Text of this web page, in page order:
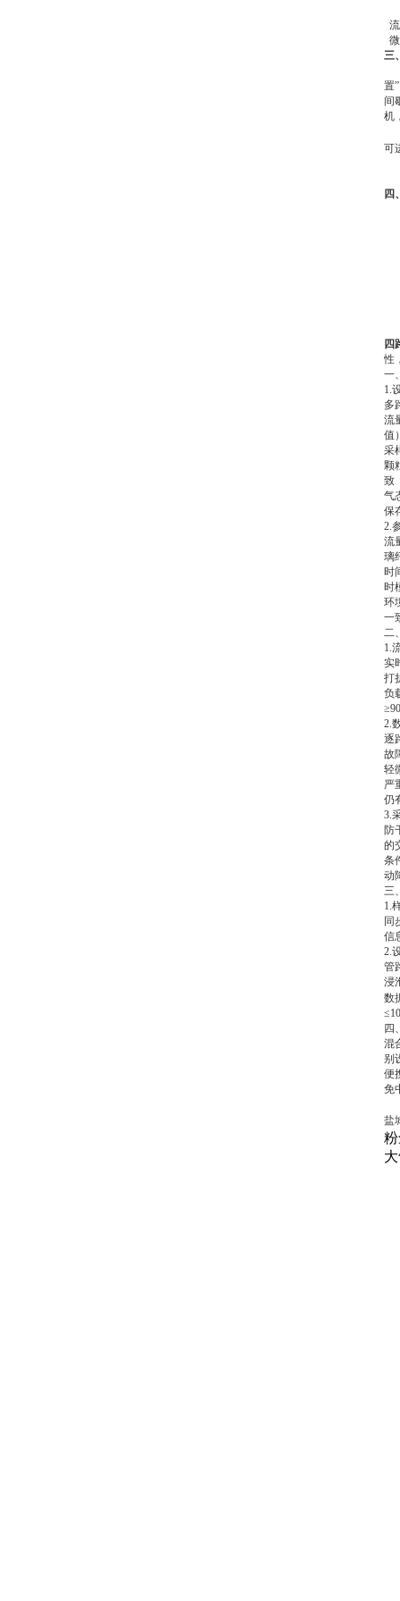
三
置
间
机
可
四、
四
性
一
1.
多
流
值
采
颗
致
气
保
2.
流
璃
时
时
环
一
二
1.
实
打
负
2.
逐
故
轻
严
仍
3.
防
的
条
动
三
1.
同
信
2.
管
浸
数
四
混
别
便
免
盐